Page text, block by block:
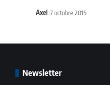
Axel 7 octobre 2015
Newsletter